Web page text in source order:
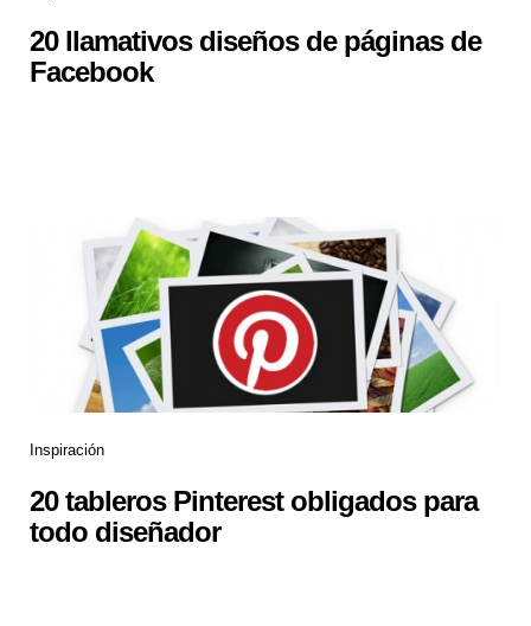
20 llamativos diseños de páginas de
Facebook
Inspiración
20 tableros Pinterest obligados para
todo diseñador